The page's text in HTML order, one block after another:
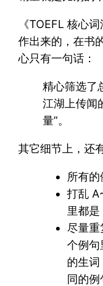
《TOEFL 核心
作出来的，在书
心只有一句话：
精心筛选了
江湖上传闻
量”。
其它细节上，还
所有的
打乱
里都是
尽量重
个例句
的生
同的